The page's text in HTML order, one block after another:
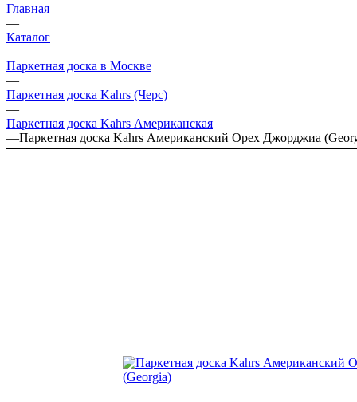
Главная
—
Каталог
—
Паркетная доска в Москве
—
Паркетная доска Kahrs (Черс)
—
Паркетная доска Kahrs Американская
—Паркетная доска Kahrs Американский Орех Джорджиа